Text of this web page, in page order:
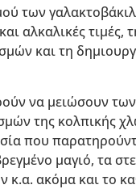
των
αλκαλικές
και τη
να μειώσουν
της κολπικής
που
μαγιό, τα
κ.α. ακόμα και το